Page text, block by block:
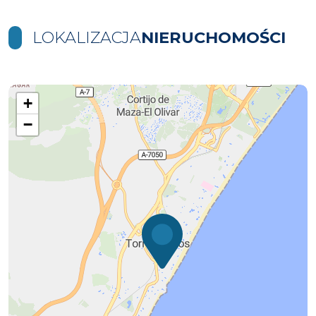
LOKALIZACJANIERUCHOMOŚCI
+
−